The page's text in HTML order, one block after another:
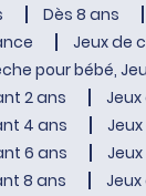
Dès 8 ans
Jeux de
pour bébé,
2 ans
4 ans
6 ans
8 ans